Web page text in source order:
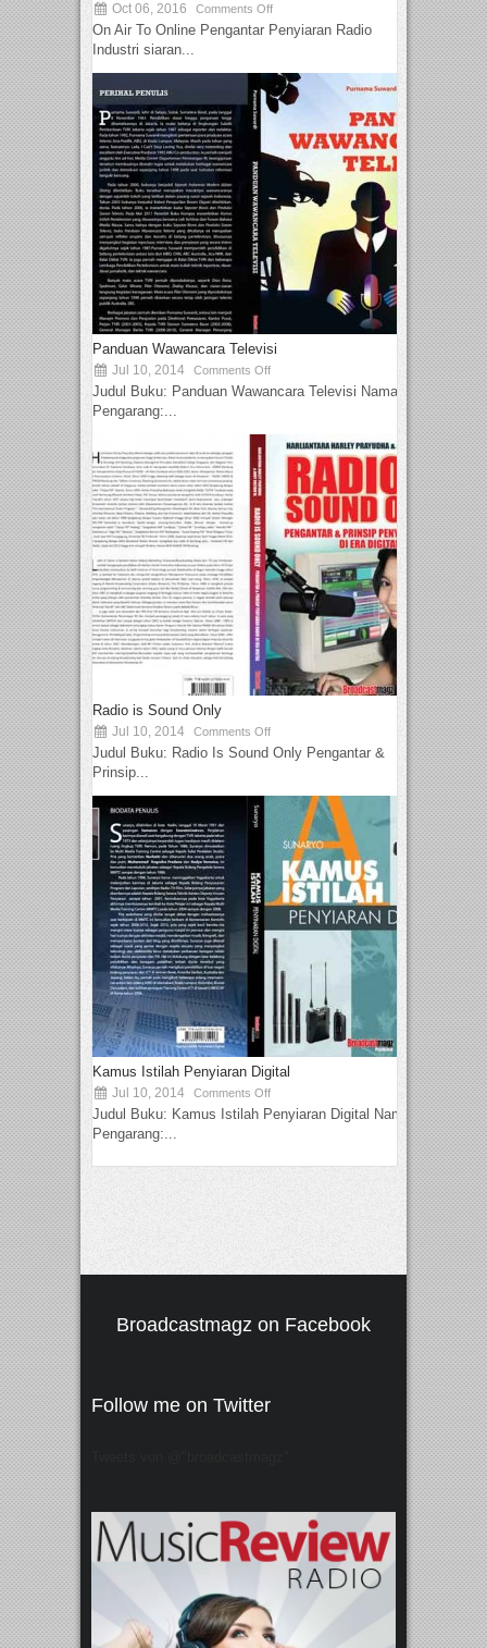
Oct 06, 2016 Comments Off
On Air To Online Pengantar Penyiaran Radio
Industri siaran...
Panduan Wawancara Televisi
Jul 10, 2014 Comments Off
Judul Buku: Panduan Wawancara Televisi Nama
Pengarang:...
Radio is Sound Only
Jul 10, 2014 Comments Off
Judul Buku: Radio Is Sound Only Pengantar &
Prinsip...
Kamus Istilah Penyiaran Digital
Jul 10, 2014 Comments Off
Judul Buku: Kamus Istilah Penyiaran Digital Nama
Pengarang:...
Broadcastmagz on Facebook
Follow me on Twitter